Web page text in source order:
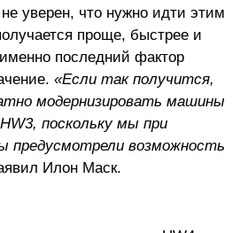
уверен, что нужно идти этим
проще, быстрее и
последний фактор
«Если так получится,
модернизировать машины
HW3, поскольку мы при
предусмотрели возможность
Илон Маск.